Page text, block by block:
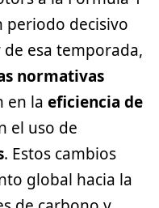
periodo decisivo
esa temporada,
normativas
en la eficiencia de
el uso de
. Estos cambios
global hacia la